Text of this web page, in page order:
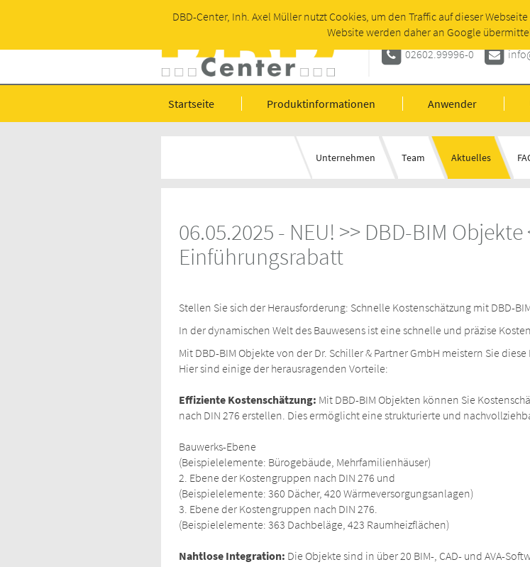
Autorisierter
02602.99996-0
Startseite Produktinformationen Anwender
Unternehmen Team Aktuelles
06.05.2025 - NEU! >> DBD-BIM
Einführungsrabatt
Stellen Sie sich der Herausforderung: Schnelle Kostenschätzung mit DBD-
In der dynamischen Welt des Bauwesens ist eine schnelle und präzise
Mit DBD-BIM Objekte von der Dr. Schiller & Partner GmbH meistern Sie
Hier sind einige der herausragenden Vorteile:
Effiziente Kostenschätzung: Mit DBD-BIM Objekten können Sie
nach DIN 276 erstellen. Dies ermöglicht eine strukturierte und
Bauwerks-Ebene
(Beispielelemente: Bürogebäude, Mehrfamilienhäuser)
2. Ebene der Kostengruppen nach DIN 276 und
(Beispielelemente: 360 Dächer, 420 Wärmeversorgungsanlagen)
3. Ebene der Kostengruppen nach DIN 276.
(Beispielelemente: 363 Dachbeläge, 423 Raumheizflächen)
Nahtlose Integration: Die Objekte sind in über 20 BIM-, CAD- und AVA-
DBD-Center, Inh. Axel Müller nutzt Cookies, um den Traffic auf dieser
Website werden daher an Google